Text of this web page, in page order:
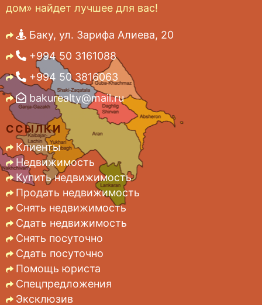
дом» найдет лучшее для вас!
Баку, ул. Зарифа Алиева, 20
+994 50 3161088
+994 50 3816063
bakurealty@mail.ru
ССЫЛКИ
Клиенты
Недвижимость
Купить недвижимость
Продать недвижимость
Снять недвижимость
Сдать недвижимость
Снять посуточно
Сдать посуточно
Помощь юриста
Спецпредложения
Эксклюзив